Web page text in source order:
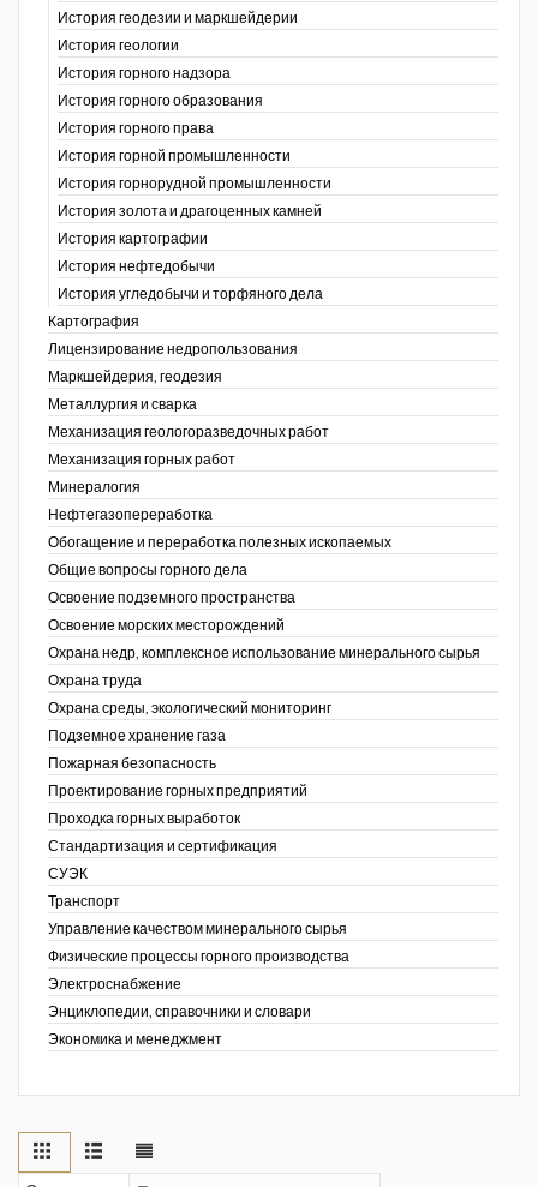
История геодезии и маркшейдерии
История геологии
История горного надзора
История горного образования
История горного права
История горной промышленности
История горнорудной промышленности
История золота и драгоценных камней
История картографии
История нефтедобычи
История угледобычи и торфяного дела
Картография
Лицензирование недропользования
Маркшейдерия, геодезия
Металлургия и сварка
Механизация геологоразведочных работ
Механизация горных работ
Минералогия
Нефтегазопереработка
Обогащение и переработка полезных ископаемых
Общие вопросы горного дела
Освоение подземного пространства
Освоение морских месторождений
Охрана недр, комплексное использование минерального сырья
Охрана труда
Охрана среды, экологический мониторинг
Подземное хранение газа
Пожарная безопасность
Проектирование горных предприятий
Проходка горных выработок
Стандартизация и сертификация
СУЭК
Транспорт
Управление качеством минерального сырья
Физические процессы горного производства
Электроснабжение
Энциклопедии, справочники и словари
Экономика и менеджмент